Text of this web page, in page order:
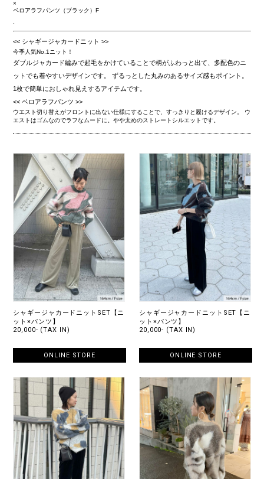
×
ベロアラフパンツ（ブラック）F
<< シャギージャカードニット >>
今季人気No.1ニット！
ダブルジャカード編みで起毛をかけていることで柄がふわっと出て、多配色のニ
ットでも着やすいデザインです。 ずるっとした丸みのあるサイズ感もポイント。
1枚で簡単におしゃれ見えするアイテムです。
<< ベロアラフパンツ >>
ウエスト切り替えがフロントに出ない仕様にすることで、すっきりと履けるデザイン。 ウ
エストはゴムなのでラフなムードに。やや太めのストレートシルエットです。
シャギージャカードニットSET【ニ
ット×パンツ】
20,000- (TAX IN)
ONLINE STORE
シャギージャカードニットSET【ニ
ット×パンツ】
20,000- (TAX IN)
ONLINE STORE